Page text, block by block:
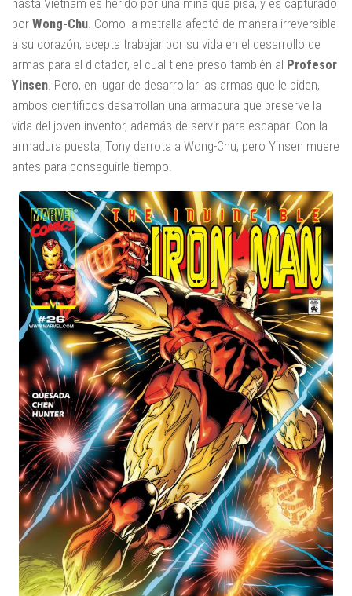
hasta Vietnam es herido por una mina que pisa, y es capturado
por Wong-Chu. Como la metralla afectó de manera irreversible
a su corazón, acepta trabajar por su vida en el desarrollo de
armas para el dictador, el cual tiene preso también al Profesor
Yinsen. Pero, en lugar de desarrollar las armas que le piden,
ambos científicos desarrollan una armadura que preserve la
vida del joven inventor, además de servir para escapar. Con la
armadura puesta, Tony derrota a Wong-Chu, pero Yinsen muere
antes para conseguirle tiempo.